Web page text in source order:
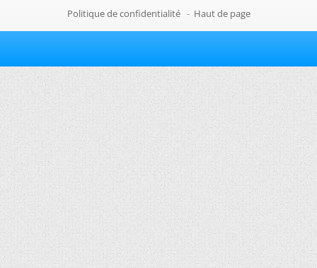
Politique de confidentialité - Haut de page